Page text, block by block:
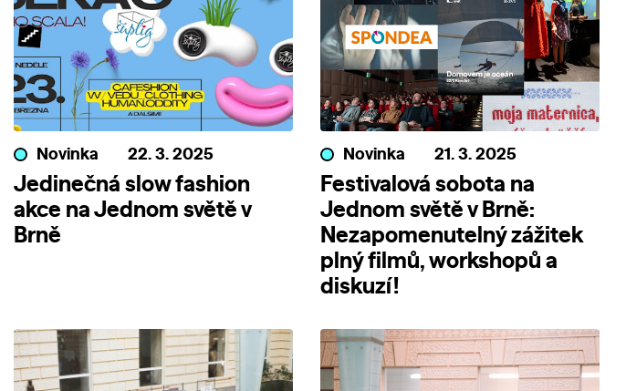
Novinka 22. 3. 2025
Jedinečná slow fashion
akce na Jednom světě v
Brně
Novinka 21. 3. 2025
Festivalová sobota na
Jednom světě v Brně:
Nezapomenutelný zážitek
plný filmů, workshopů a
diskuzí!